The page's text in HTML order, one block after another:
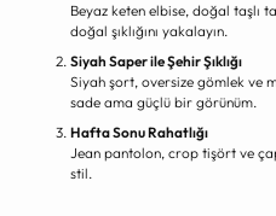
Beyaz keten elbise, doğal taşlı
doğal şıklığını yakalayın.
Siyah Saper ile Şehir Şıklığı
Siyah şort, oversize gömlek ve
sade ama güçlü bir görünüm.
Hafta Sonu Rahatlığı
Jean pantolon, crop tişört ve
stil.